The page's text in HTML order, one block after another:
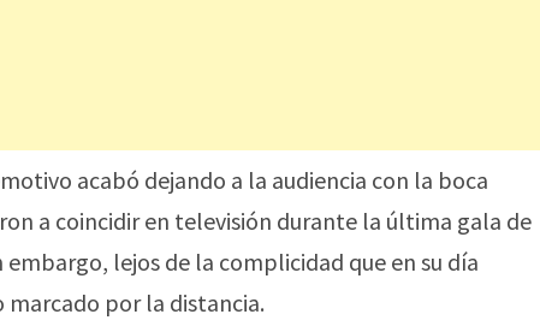
acabó dejando a la audiencia con la boca
a coincidir en televisión durante la última gala de
embargo, lejos de la complicidad que en su día
por la distancia.